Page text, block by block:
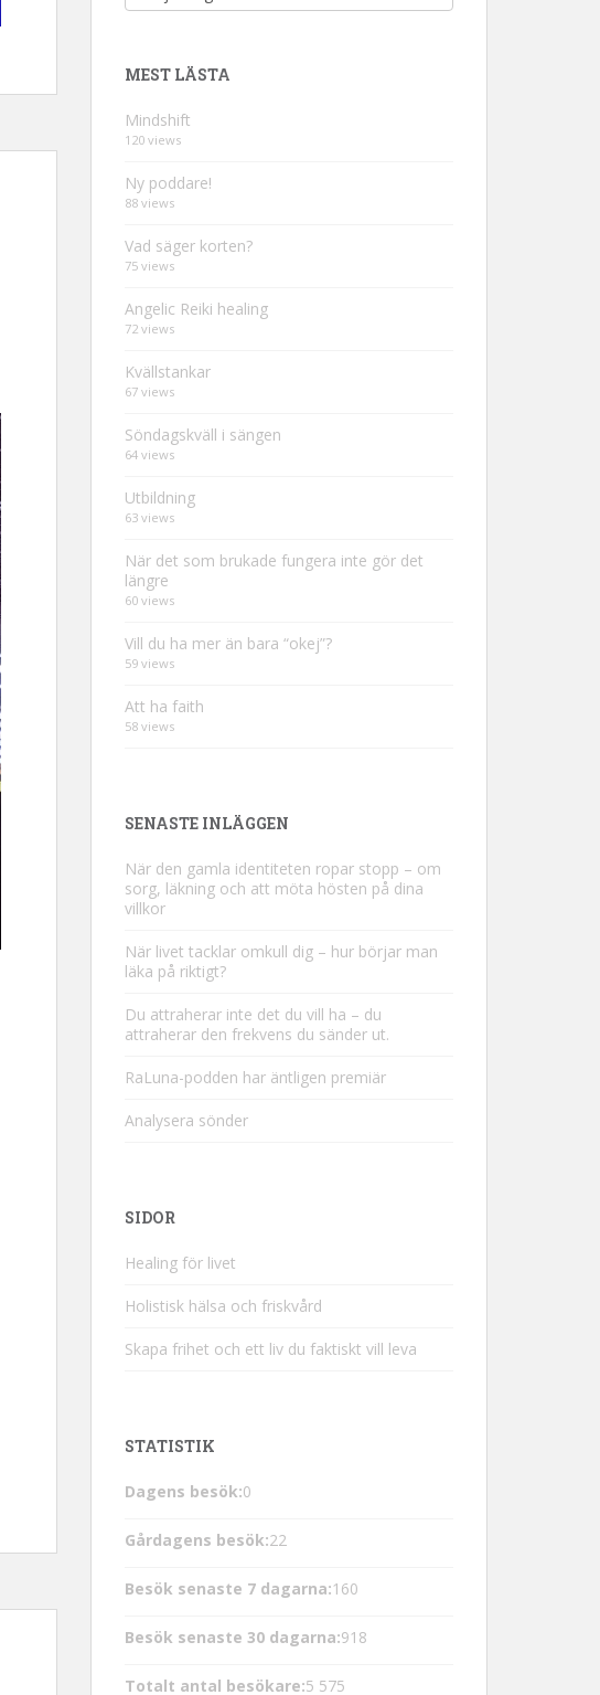
MEST LÄSTA
Mindshift
120 views
Ny poddare!
88 views
Vad säger korten?
75 views
Angelic Reiki healing
72 views
Kvällstankar
67 views
Söndagskväll i sängen
64 views
Utbildning
63 views
När det som brukade fungera inte gör det
längre
60 views
Vill du ha mer än bara “okej”?
59 views
Att ha faith
58 views
SENASTE INLÄGGEN
När den gamla identiteten ropar stopp – om
sorg, läkning och att möta hösten på dina
villkor
När livet tacklar omkull dig – hur börjar man
läka på riktigt?
Du attraherar inte det du vill ha – du
attraherar den frekvens du sänder ut.
RaLuna-podden har äntligen premiär
Analysera sönder
SIDOR
Healing för livet
Holistisk hälsa och friskvård
Skapa frihet och ett liv du faktiskt vill leva
STATISTIK
Dagens besök:0
Gårdagens besök:22
Besök senaste 7 dagarna:160
Besök senaste 30 dagarna:918
Totalt antal besökare:5 575